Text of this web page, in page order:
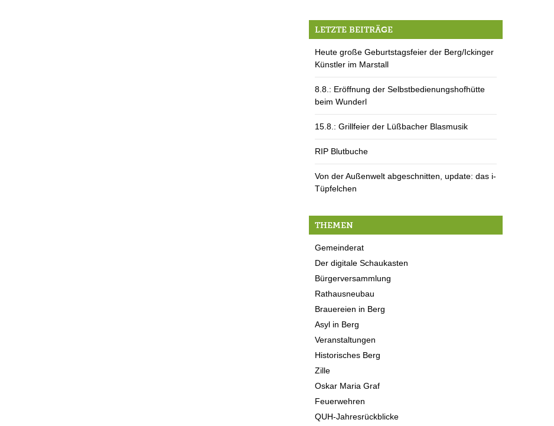
LETZTE BEITRÄGE
Heute große Geburtstagsfeier der Berg/Ickinger
Künstler im Marstall
8.8.: Eröffnung der Selbstbedienungshofhütte
beim Wunderl
15.8.: Grillfeier der Lüßbacher Blasmusik
RIP Blutbuche
Von der Außenwelt abgeschnitten, update: das i-
Tüpfelchen
THEMEN
Gemeinderat
Der digitale Schaukasten
Bürgerversammlung
Rathausneubau
Brauereien in Berg
Asyl in Berg
Veranstaltungen
Historisches Berg
Zille
Oskar Maria Graf
Feuerwehren
QUH-Jahresrückblicke